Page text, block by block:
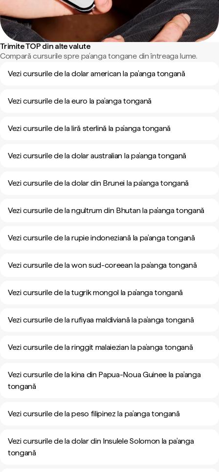
Trimite TOP din alte valute
Compară cursurile spre pa’anga tongane din întreaga lume.
Vezi cursurile de la dolar american la pa’anga tongană
Vezi cursurile de la euro la pa’anga tongană
Vezi cursurile de la liră sterlină la pa’anga tongană
Vezi cursurile de la dolar australian la pa’anga tongană
Vezi cursurile de la dolar din Brunei la pa’anga tongană
Vezi cursurile de la ngultrum din Bhutan la pa’anga tongană
Vezi cursurile de la rupie indoneziană la pa’anga tongană
Vezi cursurile de la won sud-coreean la pa’anga tongană
Vezi cursurile de la tugrik mongol la pa’anga tongană
Vezi cursurile de la rufiyaa maldiviană la pa’anga tongană
Vezi cursurile de la ringgit malaiezian la pa’anga tongană
Vezi cursurile de la kina din Papua-Noua Guinee la pa’anga
tongană
Vezi cursurile de la peso filipinez la pa’anga tongană
Vezi cursurile de la dolar din Insulele Solomon la pa’anga
tongană